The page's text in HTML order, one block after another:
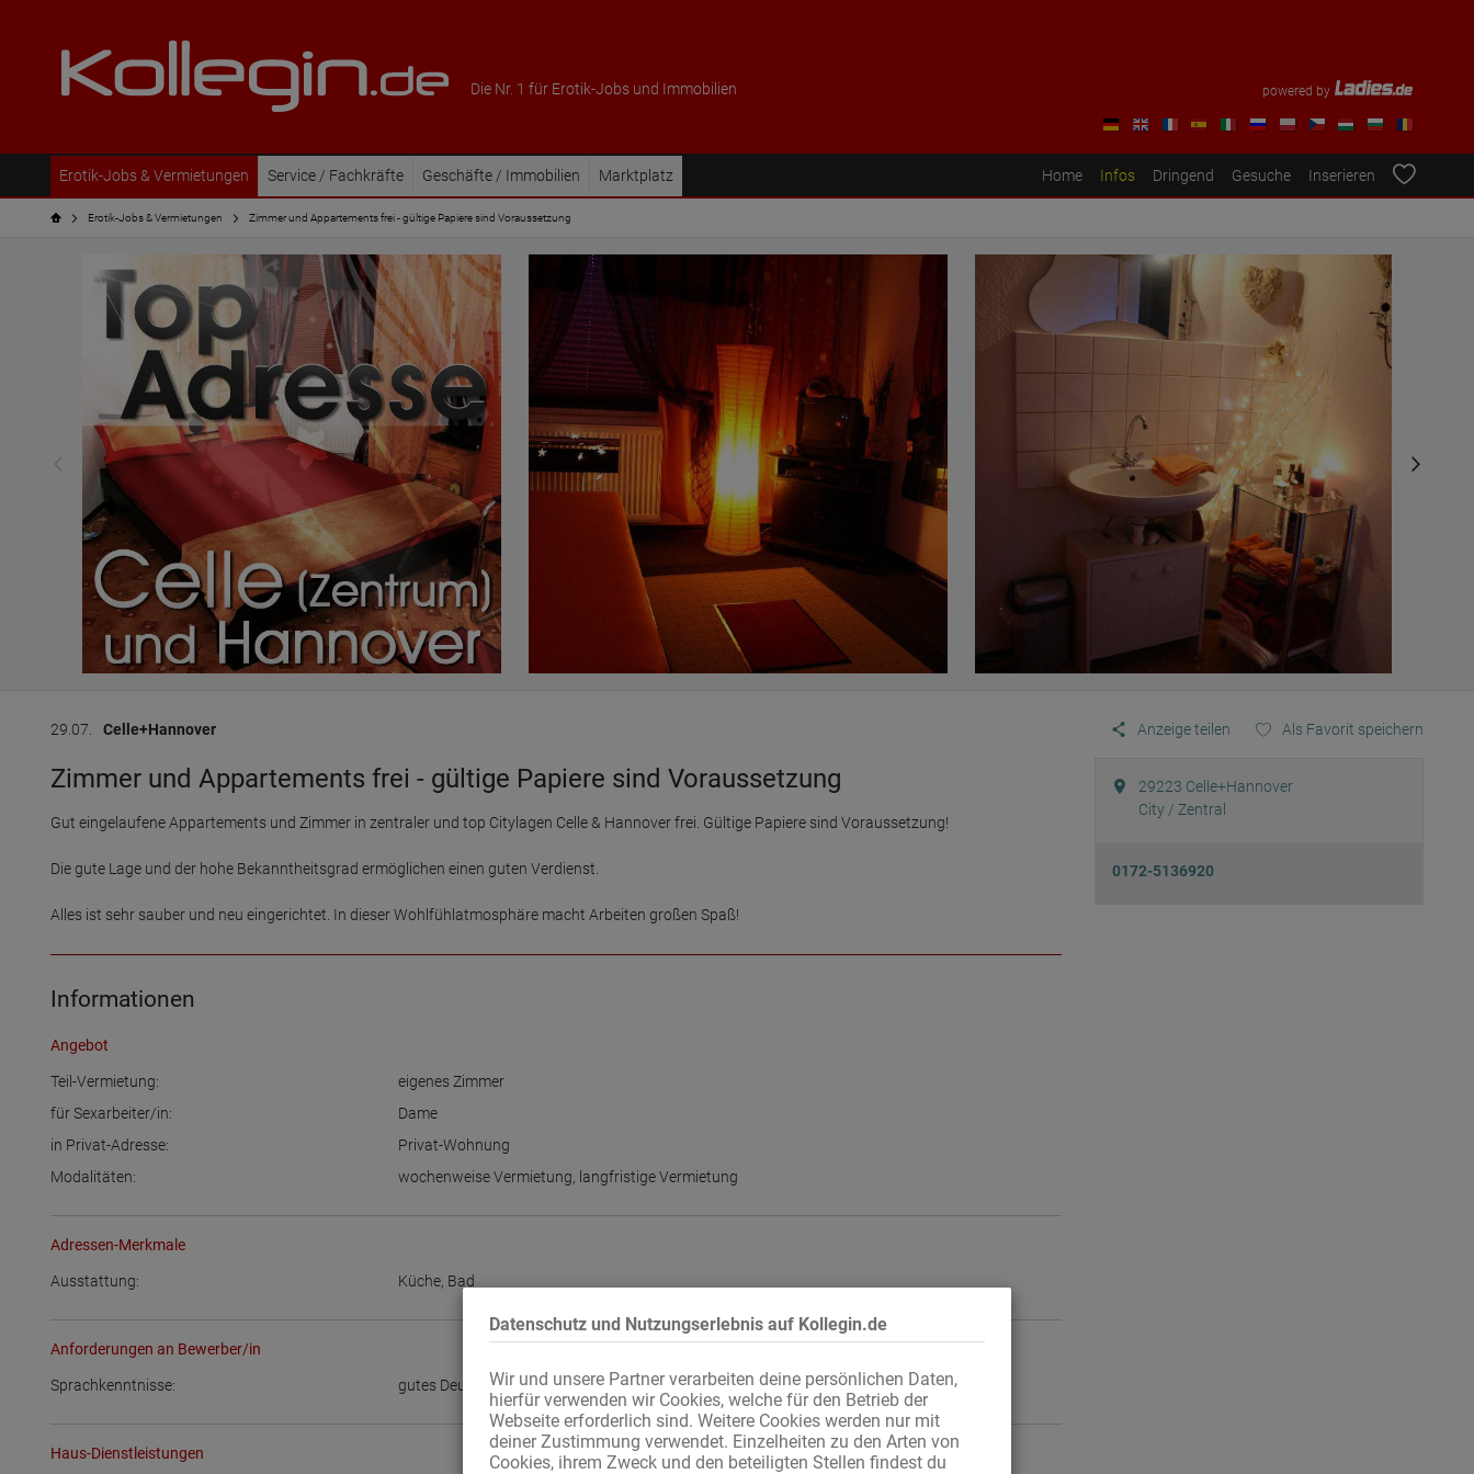
Datenschutz und Nutzungserlebnis auf Kollegin.de
Wir und unsere Partner verarbeiten deine persönlichen Daten,
hierfür verwenden wir Cookies, welche für den Betrieb der
Webseite erforderlich sind. Weitere Cookies werden nur mit
deiner Zustimmung verwendet. Einzelheiten zu den Arten von
Cookies, ihrem Zweck und den beteiligten Stellen findest du
Die Nr. 1 für Erotik-Jobs und Immobilien powered by
Erotik-Jobs & Vermietungen Service / Fachkräfte Geschäfte / Immobilien Marktplatz Home Infos Dringend Gesuche Inserieren
Erotik-Jobs & Vermietungen Zimmer und Appartements frei - gültige Papiere sind Voraussetzung
29.07. Celle+Hannover
Zimmer und Appartements frei - gültige Papiere sind Voraussetzung
Gut eingelaufene Appartements und Zimmer in zentraler und top Citylagen Celle & Hannover frei. Gültige Papiere sind Voraussetzung!
Die gute Lage und der hohe Bekanntheitsgrad ermöglichen einen guten Verdienst.
Alles ist sehr sauber und neu eingerichtet. In dieser Wohlfühlatmosphäre macht Arbeiten großen Spaß!
Informationen
Angebot
Teil-Vermietung:
eigenes Zimmer
für Sexarbeiter/in:
Dame
in Privat-Adresse:
Privat-Wohnung
Modalitäten:
wochenweise Vermietung, langfristige Vermietung
Adressen-Merkmale
Ausstattung: Küche, Bad
Anforderungen an Bewerber/in
Sprachkenntnisse: gutes Deutsch
Haus-Dienstleistungen
Anzeige teilen Als Favorit speichern
29223 Celle+Hannover
City / Zentral
0172-5136920